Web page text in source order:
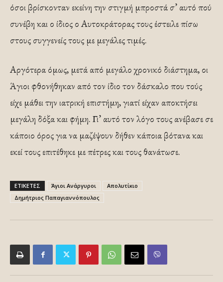
όσοι βρίσκονταν εκείνη την στιγμή μπροστά σ’ αυτό πού
συνέβη και ο ίδιος ο Αυτοκράτορας τους έστειλε πίσω
στους συγγενείς τους με μεγάλες τιμές.
Αργότερα όμως, μετά από μεγάλο χρονικό διάστημα, οι
Άγιοι φθονήθηκαν από τον ίδιο τον δάσκαλο που τούς
είχε μάθει την ιατρική επιστήμη, γιατί είχαν αποκτήσει
μεγάλη δόξα και φήμη. Γι’ αυτό τον λόγο τους ανέβασε σε
κάποιο όρος για να μαζέψουν δήθεν κάποια βότανα και
εκεί τους επιτέθηκε με πέτρες και τους θανάτωσε.
ΕΤΙΚΕΤΕΣ Άγιοι Ανάργυροι
Απολυτίκιο
Δημήτριος Παπαγιαννόπουλος